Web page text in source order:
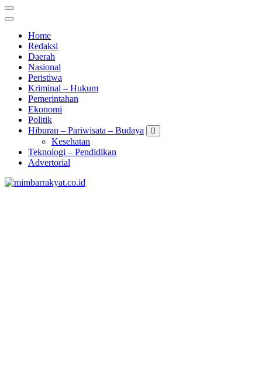
Home
Redaksi
Daerah
Nasional
Peristiwa
Kriminal – Hukum
Pemerintahan
Ekonomi
Politik
Hiburan – Pariwisata – Budaya
Kesehatan
Teknologi – Pendidikan
Advertorial